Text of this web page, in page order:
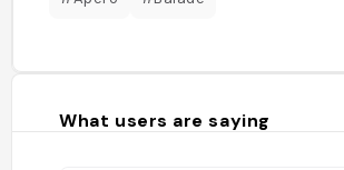
What users are saying